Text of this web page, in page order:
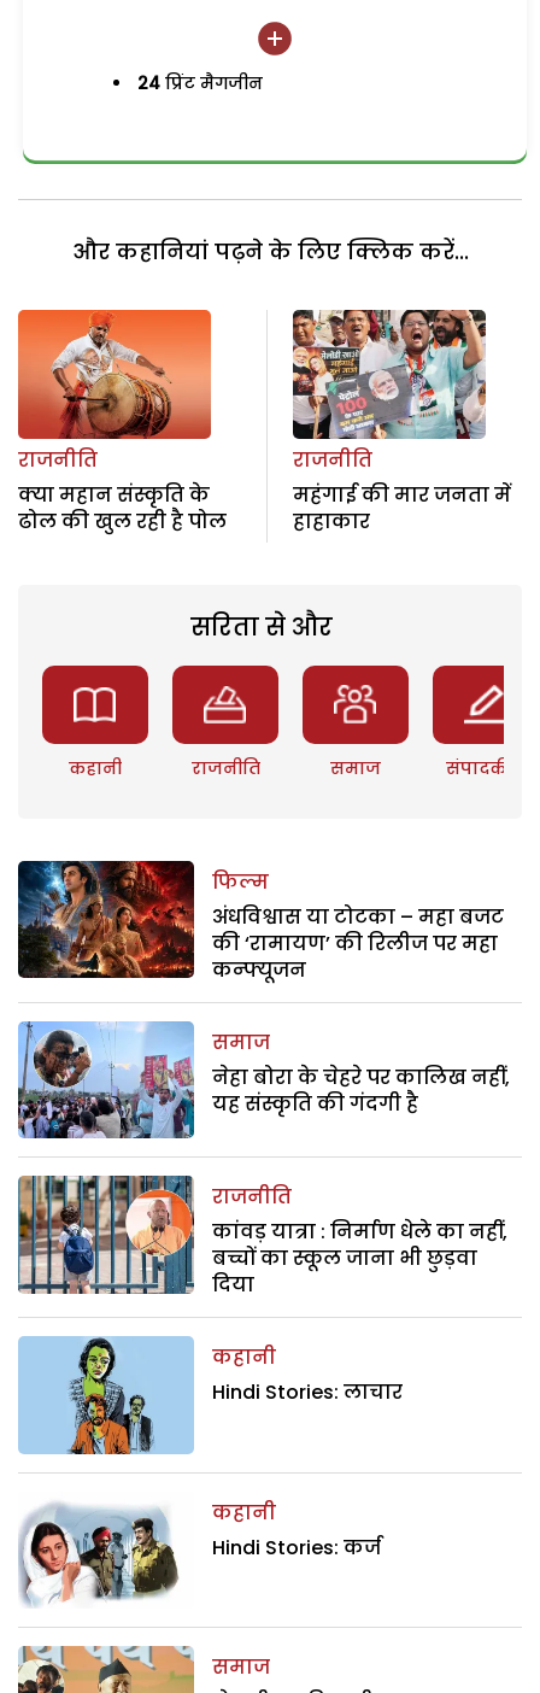
24 प्रिंट मैगजीन
और कहानियां पढ़ने के लिए क्लिक करें...
राजनीति
क्या महान संस्कृति के
ढोल की खुल रही है पोल
राजनीति
महंगाई की मार जनता में
हाहाकार
सरिता से और
कहानी राजनीति समाज संपादकीय
फिल्म
अंधविश्वास या टोटका – महा बजट
की ‘रामायण’ की रिलीज पर महा
कन्फ्यूजन
समाज
नेहा बोरा के चेहरे पर कालिख नहीं,
यह संस्कृति की गंदगी है
राजनीति
कांवड़ यात्रा : निर्माण धेले का नहीं,
बच्चों का स्कूल जाना भी छुड़वा
दिया
कहानी
Hindi Stories: लाचार
कहानी
Hindi Stories: कर्ज
समाज